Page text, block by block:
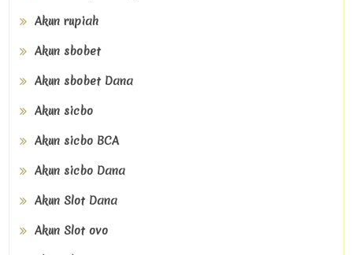
Akun rupiah
Akun sbobet
Akun sbobet Dana
Akun sicbo
Akun sicbo BCA
Akun sicbo Dana
Akun Slot Dana
Akun Slot ovo